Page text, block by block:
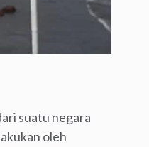
suatu negara
oleh